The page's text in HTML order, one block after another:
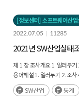
[정보센터] 소프트웨어산
2022.07.05
11285
2021년 SW산업실태
제 1 장 조사개요 1. 일러두
용어해설 1. 일러두기 2. 조사
장 조사결과 Ⅰ. 일반 현황 1.
Ⅲ. 사업 현황 1. 고객 유형별
SW산업 통계